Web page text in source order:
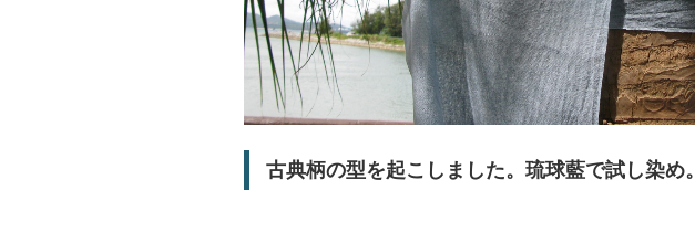
古典柄の型を起こしました。琉球藍で試し染め。